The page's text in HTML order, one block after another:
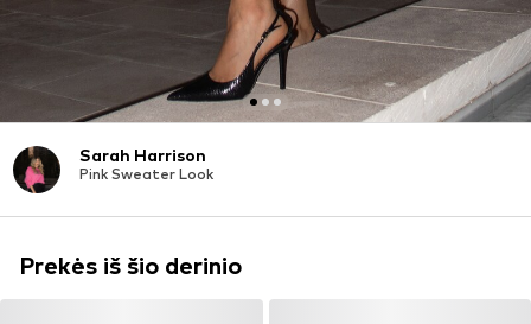
Sarah Harrison
Pink Sweater Look
Prekės iš šio derinio